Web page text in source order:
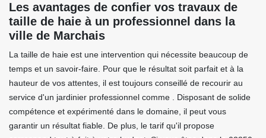
Les avantages de confier vos travaux de
taille de haie à un professionnel dans la
ville de Marchais
La taille de haie est une intervention qui nécessite beaucoup de
temps et un savoir-faire. Pour que le résultat soit parfait et à la
hauteur de vos attentes, il est toujours conseillé de recourir au
service d'un jardinier professionnel comme . Disposant de solide
compétence et expérimenté dans le domaine, il peut vous
garantir un résultat fiable. De plus, le tarif qu'il propose